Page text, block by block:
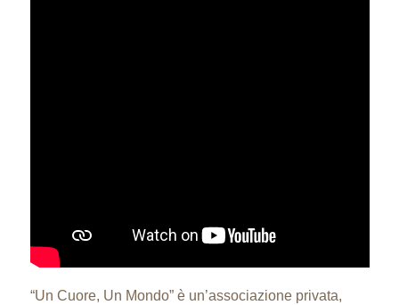
“Un Cuore, Un Mondo” è un’associazione privata,